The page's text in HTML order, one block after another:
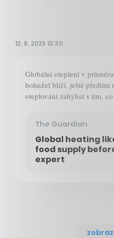
12. 8. 2023 13:30
Globální oteplení v
bohužel blíží, ještě předtím
oteplování zahýbat s tím,
The Guardian
Global heating
food supply before
expert